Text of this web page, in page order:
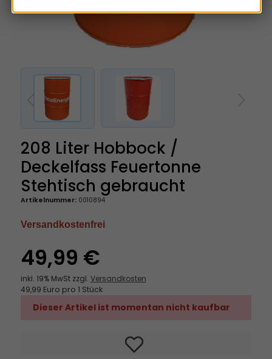
208 Liter Hobbock /
Deckelfass Feuertonne
Stehtisch gebraucht
Artikelnummer:0010894
Versandkostenfrei
49,99 €
inkl. 19% MwSt zzgl. Versandkosten
49,99 Euro pro 1 Stück
Dieser Artikel ist momentan nicht kaufbar